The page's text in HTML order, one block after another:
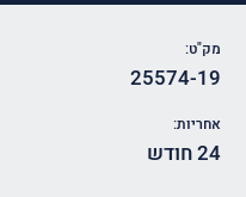
מק"ט:
25574-19
אחריות:
24 חודש